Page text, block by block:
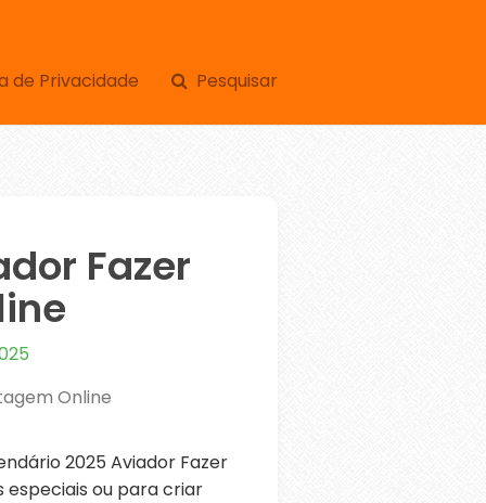
de Privacidade Pesquisar
Fazer
Online
2025 Aviador Fazer
ou para criar